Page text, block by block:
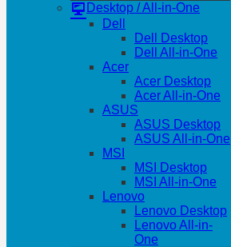
Desktop / All-in-One
Dell
Dell Desktop
Dell All-in-One
Acer
Acer Desktop
Acer All-in-One
ASUS
ASUS Desktop
ASUS All-in-One
MSI
MSI Desktop
MSI All-in-One
Lenovo
Lenovo Desktop
Lenovo All-in-
One